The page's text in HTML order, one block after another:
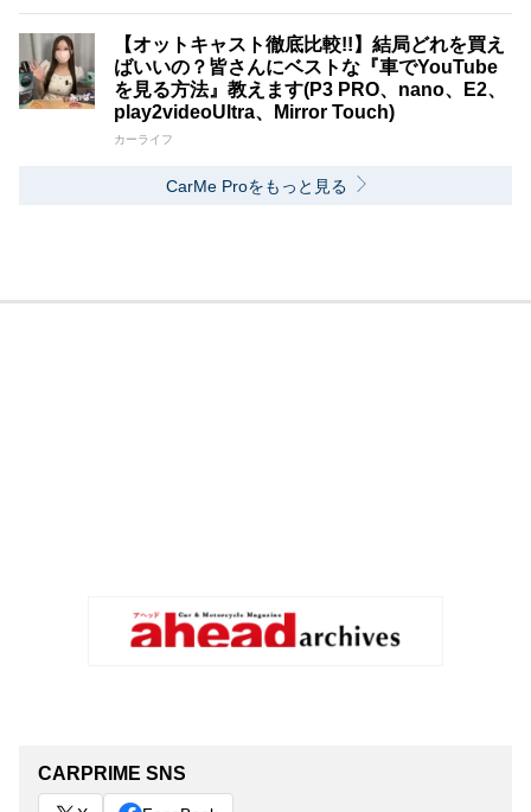
【オットキャスト徹底比較!!】結局どれを買え
ばいいの？皆さんにベストな『車でYouTube
を見る方法』教えます(P3 PRO、nano、E2、
play2videoUltra、Mirror Touch)
カーライフ
CarMe Proをもっと見る
CARPRIME SNS